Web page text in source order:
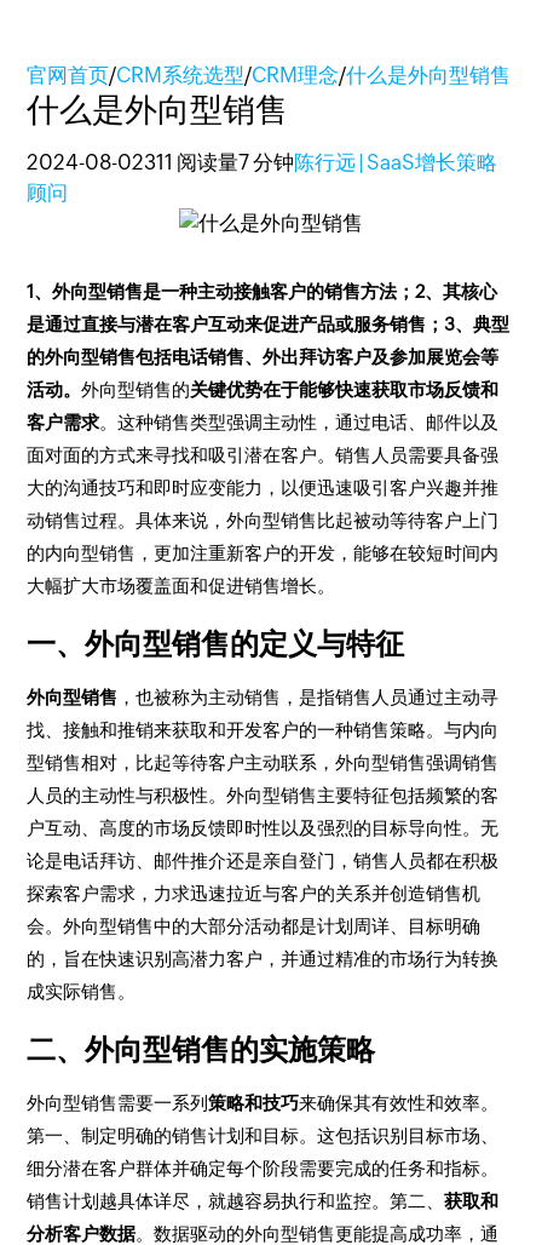
官网首页/CRM系统选型/CRM理念/什么是外向型销售
什么是外向型销售
2024-08-02311 阅读量7 分钟陈行远 | SaaS增长策略
顾问
1、外向型销售是一种主动接触客户的销售方法；2、其核心
是通过直接与潜在客户互动来促进产品或服务销售；3、典型
的外向型销售包括电话销售、外出拜访客户及参加展览会等
活动。外向型销售的关键优势在于能够快速获取市场反馈和
客户需求。这种销售类型强调主动性，通过电话、邮件以及
面对面的方式来寻找和吸引潜在客户。销售人员需要具备强
大的沟通技巧和即时应变能力，以便迅速吸引客户兴趣并推
动销售过程。具体来说，外向型销售比起被动等待客户上门
的内向型销售，更加注重新客户的开发，能够在较短时间内
大幅扩大市场覆盖面和促进销售增长。
一、外向型销售的定义与特征
外向型销售 ，也被称为主动销售，是指销售人员通过主动寻
找、接触和推销来获取和开发客户的一种销售策略。与内向
型销售相对，比起等待客户主动联系，外向型销售强调销售
人员的主动性与积极性。外向型销售主要特征包括频繁的客
户互动、高度的市场反馈即时性以及强烈的目标导向性。无
论是电话拜访、邮件推介还是亲自登门，销售人员都在积极
探索客户需求，力求迅速拉近与客户的关系并创造销售机
会。外向型销售中的大部分活动都是计划周详、目标明确
的，旨在快速识别高潜力客户，并通过精准的市场行为转换
成实际销售。
二、外向型销售的实施策略
外向型销售需要一系列策略和技巧来确保其有效性和效率。
第一、制定明确的销售计划和目标。这包括识别目标市场、
细分潜在客户群体并确定每个阶段需要完成的任务和指标。
销售计划越具体详尽，就越容易执行和监控。第二、获取和
分析客户数据。数据驱动的外向型销售更能提高成功率，通